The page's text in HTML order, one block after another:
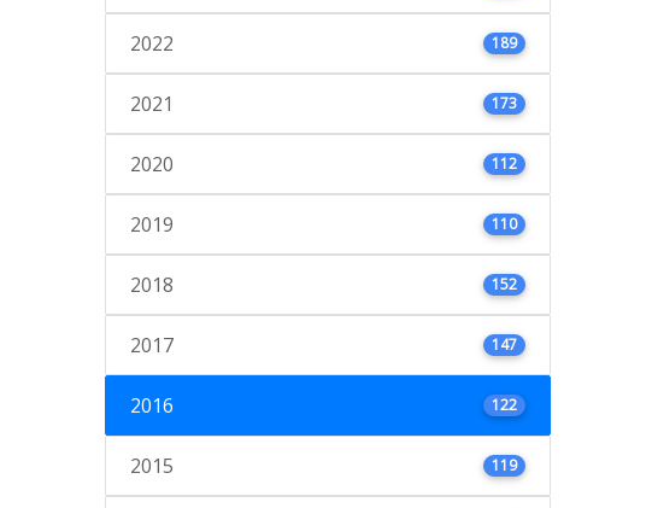
2022 189
2021 173
2020 112
2019 110
2018 152
2017 147
2016 122
2015 119